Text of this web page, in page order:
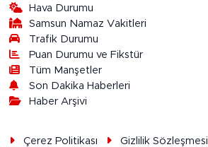
Hava Durumu
Samsun Namaz Vakitleri
Trafik Durumu
Puan Durumu ve Fikstür
Tüm Manşetler
Son Dakika Haberleri
Haber Arşivi
Çerez Politikası Gizlilik Sözleşmesi